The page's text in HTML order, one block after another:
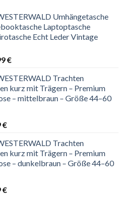
Umhängetasche
Laptoptasche
Echt Leder Vintage
€
€Aktueller
ist:
199,99 €.
Trachten
kurz mit Trägern – Premium
– mittelbraun – Größe 44–60
€
€Aktueller
ist:
64,99 €.
Trachten
kurz mit Trägern – Premium
– dunkelbraun – Größe 44–60
€Aktueller